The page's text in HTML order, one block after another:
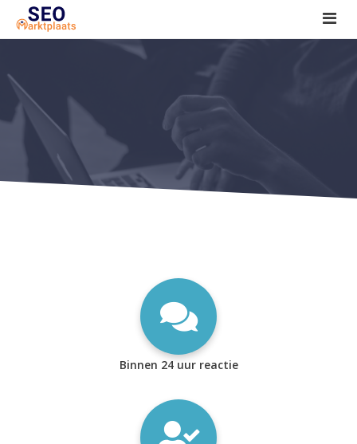
SEO tools reviews
Marketeer bij jou in de buurt?
Offerte
1. Seo voor beginners +
2. Onderzoeken +
Binnen 24 uur reactie